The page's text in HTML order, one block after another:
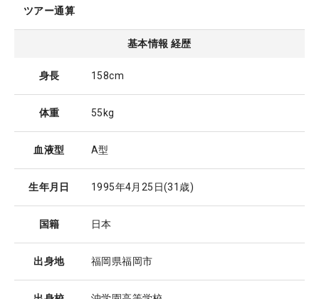
ツアー通算
基本情報 経歴
身長 158cm
体重 55kg
血液型 A型
生年月日 1995年4月25日(31歳)
国籍 日本
出身地 福岡県福岡市